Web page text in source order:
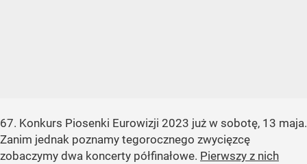
67. Konkurs Piosenki Eurowizji 2023 już w sobotę, 13 maja.
Zanim jednak poznamy tegorocznego zwycięzcę
zobaczymy dwa koncerty półfinałowe. Pierwszy z nich